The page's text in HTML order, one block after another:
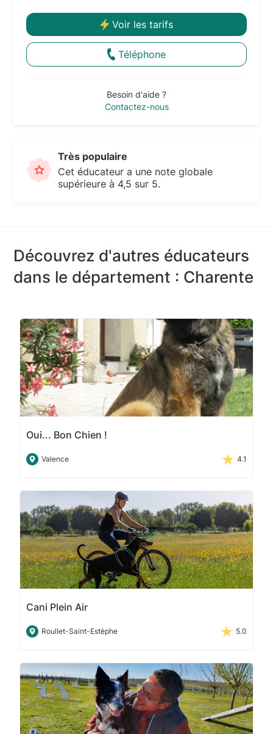
Voir les tarifs
Téléphone
Besoin d'aide ?
Contactez-nous
Très populaire
Cet éducateur a une note globale
supérieure à 4,5 sur 5.
Découvrez d'autres éducateurs
dans le département : Charente
Oui... Bon Chien !
Valence 4.1
Cani Plein Air
Roullet-Saint-Estèphe 5.0